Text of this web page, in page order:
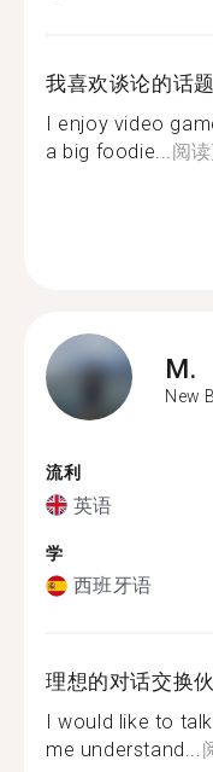
我喜欢谈论的话题
I enjoy video
a big foodie...阅
M.
New
流利
英语
学
西班牙语
理想的对话交换
I would like to
me understand...